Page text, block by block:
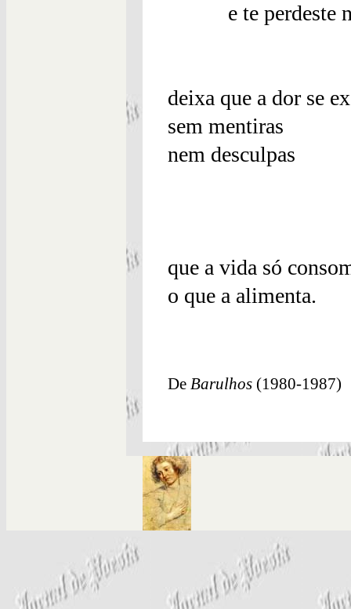
e te perdeste
deixa que a dor se
sem mentiras
nem desculpas
que a vida só
o que a alimenta.
De Barulhos (1980-1987)